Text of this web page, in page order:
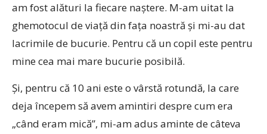
am fost alături la fiecare naştere. M-am uitat la
ghemotocul de viaţă din faţa noastră şi mi-au dat
lacrimile de bucurie. Pentru că un copil este pentru
mine cea mai mare bucurie posibilă.
Şi, pentru că 10 ani este o vârstă rotundă, la care
deja începem să avem amintiri despre cum era
„când eram mică”, mi-am adus aminte de câteva